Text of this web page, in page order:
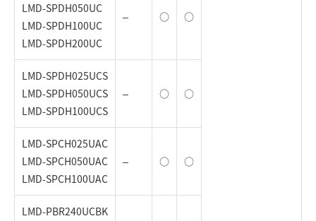
LMD-SPDH050UC
LMD-SPDH100UC
LMD-SPDH200UC
– ○ ○
LMD-SPDH025UCS
LMD-SPDH050UCS
LMD-SPDH100UCS
– ○ ○
LMD-SPCH025UAC
LMD-SPCH050UAC
LMD-SPCH100UAC
– ○ ○
LMD-PBR240UCBK